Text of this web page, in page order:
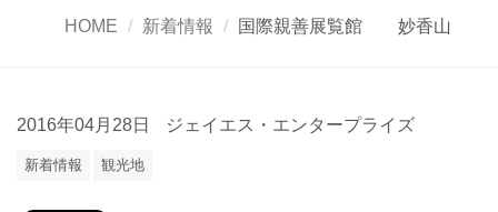
HOME 新着情報 国際親善展覧館 妙香山
2016年04月28日 ジェイエス・エンタープライズ
新着情報 観光地